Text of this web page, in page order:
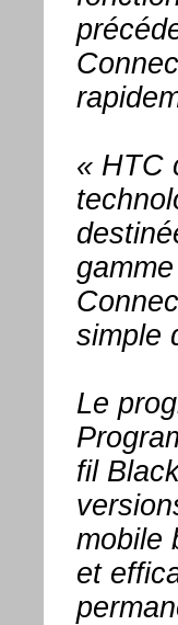
« HTC
simple
Le
fil
mobile
et